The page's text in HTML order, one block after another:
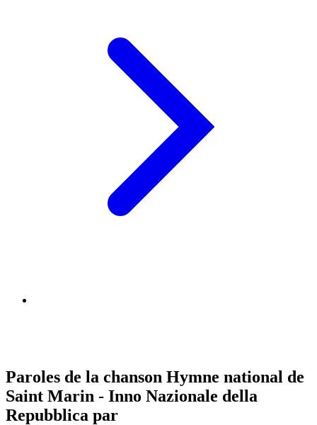
Paroles de la chanson Hymne national de
Saint Marin - Inno Nazionale della
Repubblica par